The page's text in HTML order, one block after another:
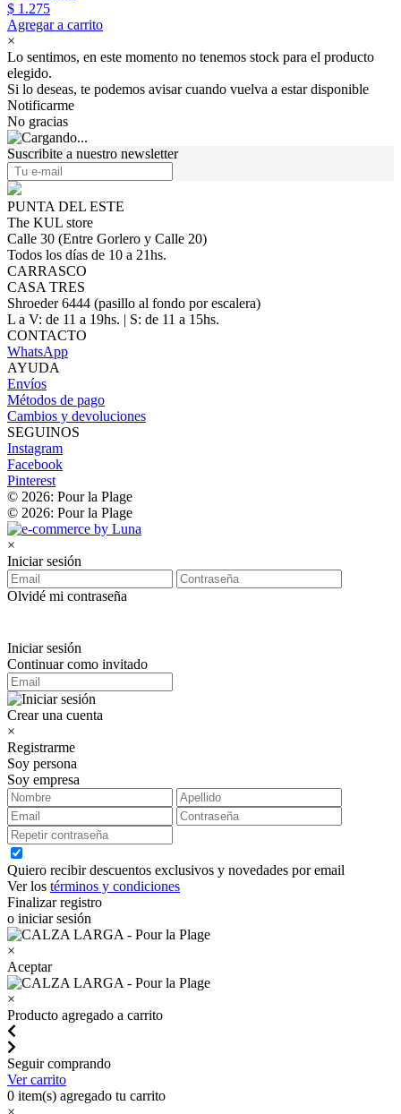
$ 1.275
Agregar a carrito
×
Lo sentimos, en este momento no tenemos stock para el producto
elegido.
Si lo deseas, te podemos avisar cuando vuelva a estar disponible
Notificarme
No gracias
Suscribite a nuestro newsletter
PUNTA DEL ESTE
The KUL store
Calle 30 (Entre Gorlero y Calle 20)
Todos los días de 10 a 21hs.
CARRASCO
CASA TRES
Shroeder 6444 (pasillo al fondo por escalera)
L a V: de 11 a 19hs. | S: de 11 a 15hs.
CONTACTO
WhatsApp
AYUDA
Envíos
Métodos de pago
Cambios y devoluciones
SEGUINOS
Instagram
Facebook
Pinterest
© 2026: Pour la Plage
© 2026: Pour la Plage
×
Iniciar sesión
Olvidé mi contraseña
Iniciar sesión
Continuar como invitado
Crear una cuenta
×
Registrarme
Soy persona
Soy empresa
Quiero recibir descuentos exclusivos y novedades por email
Ver los términos y condiciones
Finalizar registro
o iniciar sesión
×
Aceptar
×
Producto agregado a carrito
Seguir comprando
Ver carrito
0 item(s) agregado tu carrito